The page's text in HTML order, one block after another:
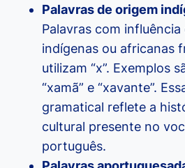
Palavras de origem
Palavras com influência
indígenas ou africanas
utilizam “x”. Exemplos
“xamã” e “xavante”.
gramatical reflete a
cultural presente no
português.